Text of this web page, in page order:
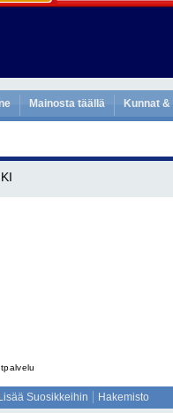
Mainosta täällä Kunnat
Lisää Suosikkeihin Hakemisto